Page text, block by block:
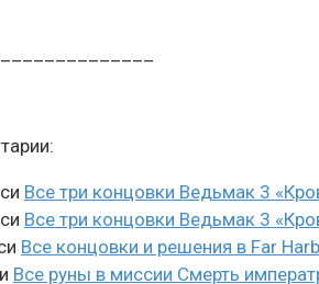
Все три концовки Ведьмак 3
Все три концовки Ведьмак 3
Все концовки и решения в Far
Все руны в миссии Смерть